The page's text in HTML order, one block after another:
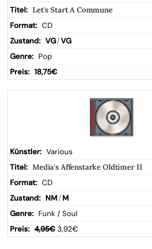
Let's Start A Commune
CD
VG/VG
Pop
18,75€
Various
Media's Affenstarke Oldtimer II
CD
NM/ M
Funk / Soul
4,95€ 3,92€